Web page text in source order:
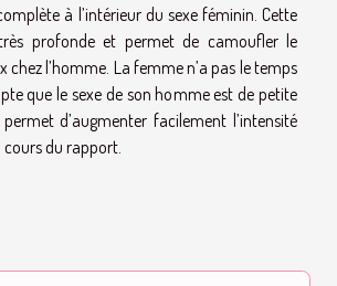
à l’intérieur du sexe féminin. Cette
profonde et permet de camoufler le
chez l’homme. La femme n’a pas le temps
que le sexe de son homme est de petite
d’augmenter facilement l’intensité
du rapport.